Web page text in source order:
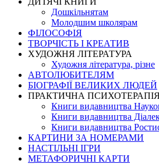
Дошкільнятам
Молодшим школярам
ФІЛОСОФІЯ
ТВОРЧІСТЬ І КРЕАТИВ
ХУДОЖНЯ ЛІТЕРАТУРА
Художня література, різне
АВТОЛЮБИТЕЛЯМ
БІОГРАФІЇ ВЕЛИКИХ ЛЮДЕЙ
ПРАКТИЧНА
Книги видавництва
Книги видавництва
Книги видавництва
КАРТИНИ ЗА НОМЕРАМИ
НАСТІЛЬНІ ІГРИ
МЕТАФОРИЧНІ КАРТИ